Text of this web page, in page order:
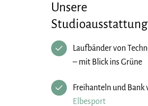
Unsere
Studioausstattung
Laufbänder von
– mit Blick ins Grüne
Freihanteln und Bank
Elbesport